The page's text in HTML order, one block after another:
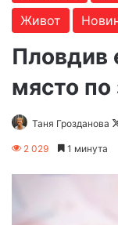
Живот
Пловдив
място по
Таня Грозданова
2 029 1 минута